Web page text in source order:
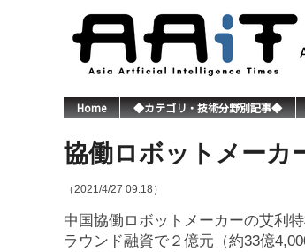
Home ◆カテゴリ・技術分野別記事◆
協働ロボットメーカ
（2021/4/27 09:18）
中国協働ロボットメーカーの艾利
ラウンド融資で２億元（約33億